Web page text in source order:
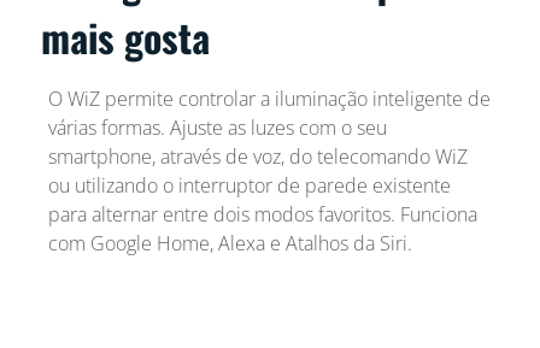
mais gosta
O WiZ permite controlar a iluminação inteligente de
várias formas. Ajuste as luzes com o seu
smartphone, através de voz, do telecomando WiZ
ou utilizando o interruptor de parede existente
para alternar entre dois modos favoritos. Funciona
com Google Home, Alexa e Atalhos da Siri.